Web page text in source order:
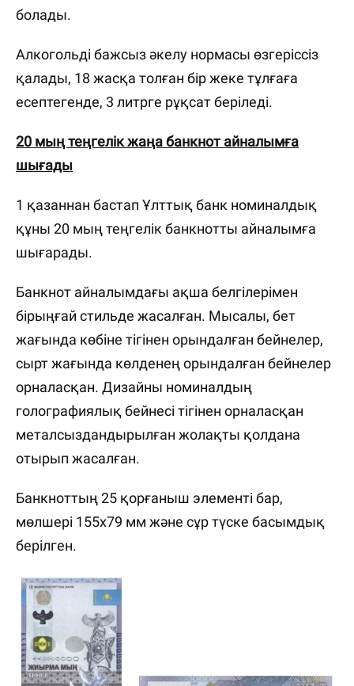
болады.
Алкогольді бажсыз әкелу нормасы өзгеріссіз
қалады, 18 жасқа толған бір жеке тұлғаға
есептегенде, 3 литрге рұқсат беріледі.
20 мың теңгелік жаңа банкнот айналымға
шығады
1 қазаннан бастап Ұлттық банк номиналдық
құны 20 мың теңгелік банкнотты айналымға
шығарады.
Банкнот айналымдағы ақша белгілерімен
бірыңғай стильде жасалған. Мысалы, бет
жағында көбіне тігінен орындалған бейнелер,
сырт жағында көлденең орындалған бейнелер
орналасқан. Дизайны номиналдың
голографиялық бейнесі тігінен орналасқан
металсыздандырылған жолақты қолдана
отырып жасалған.
Банкноттың 25 қорғаныш элементі бар,
мөлшері 155х79 мм және сұр түске басымдық
берілген.